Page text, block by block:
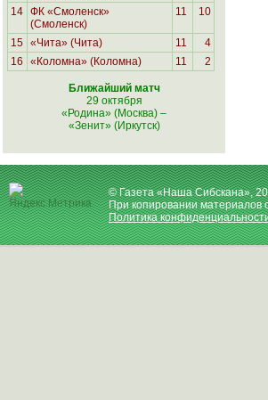
14 ФК «Смоленск»
(Смоленск)
11 10
15 «Чита» (Чита) 11
4
16
«Коломна» (Коломна) 11 2
Ближайший матч
29 октября
«Родина» (Москва) –
«Зенит» (Иркутск)
© Газета «Наша Сибскана»,
При копировании материалов
Политика